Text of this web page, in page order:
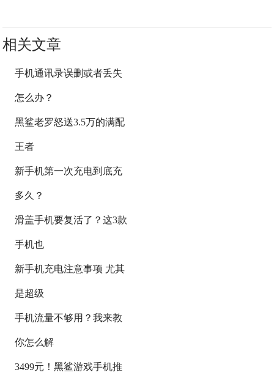
相关文章
手机通讯录误删或者丢失
怎么办？
黑鲨老罗怒送3.5万的满配
王者
新手机第一次充电到底充
多久？
滑盖手机要复活了？这3款
手机也
新手机充电注意事项 尤其
是超级
手机流量不够用？我来教
你怎么解
3499元！黑鲨游戏手机推